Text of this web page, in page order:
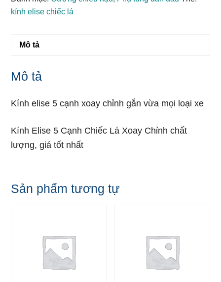
Chiếc
Chỉnh
lượng
kính elise chiếc lá
Mô tả
Mô tả
Kính elise 5 cạnh xoay chỉnh gắn vừa mọi loại xe
Kính Elise 5 Cạnh Chiếc Lá Xoay Chỉnh chất
lượng, giá tốt nhất
Sản phẩm tương tự